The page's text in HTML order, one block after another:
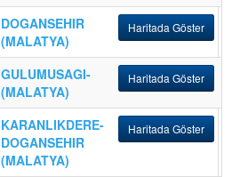
DOGANSEHIR
(MALATYA)
Haritada Göster
GULUMUSAGI-
(MALATYA)
Haritada Göster
KARANLIKDERE-
DOGANSEHIR
(MALATYA)
Haritada Göster